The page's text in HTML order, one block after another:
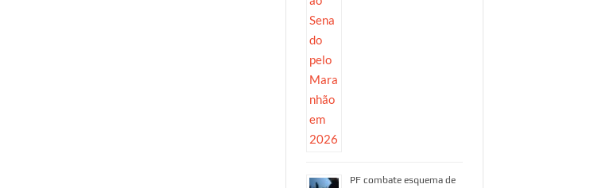
PF combate esquema de